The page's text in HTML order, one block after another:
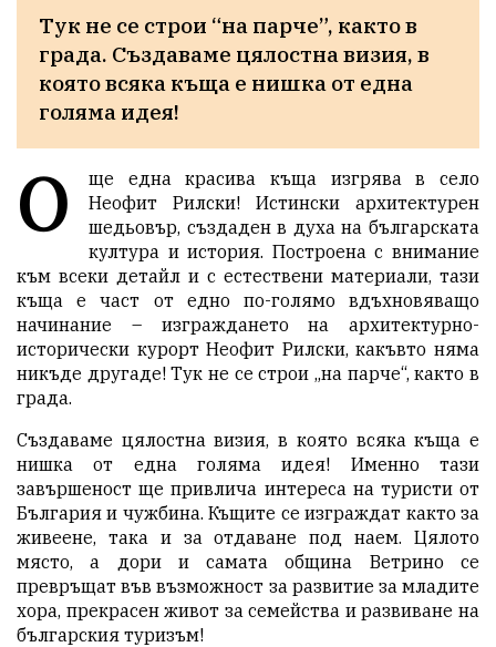
Тук не се строи “на парче”, както в
града. Създаваме цялостна визия, в
която всяка къща е нишка от една
голяма идея!
О
ще една красива къща изгрява в село
Неофит Рилски! Истински архитектурен
шедьовър, създаден в духа на българската
култура и история. Построена с внимание
към всеки детайл и с естествени материали, тази
къща е част от едно по-голямо вдъхновяващо
начинание – изграждането на архитектурно-
исторически курорт Неофит Рилски, какъвто няма
никъде другаде! Тук не се строи „на парче“, както в
града.
Създаваме цялостна визия, в която всяка къща е
нишка от една голяма идея! Именно тази
завършеност ще привлича интереса на туристи от
България и чужбина. Къщите се изграждат както за
живеене, така и за отдаване под наем. Цялото
място, а дори и самата община Ветрино се
превръщат във възможност за развитие за младите
хора, прекрасен живот за семейства и развиване на
българския туризъм!